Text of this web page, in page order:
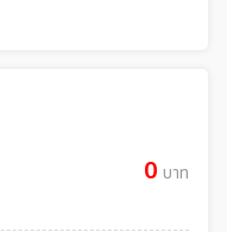
0 บาท